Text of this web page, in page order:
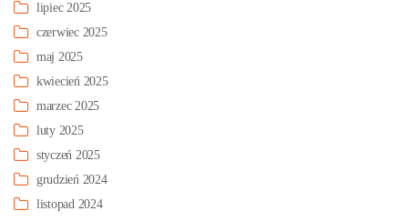
lipiec 2025
czerwiec 2025
maj 2025
kwiecień 2025
marzec 2025
luty 2025
styczeń 2025
grudzień 2024
listopad 2024